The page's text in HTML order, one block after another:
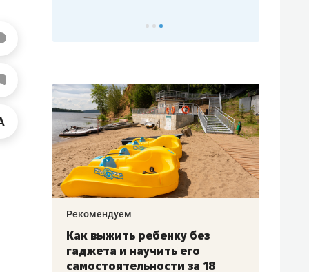
–
Рекомендуем
Как выжить ребенку без
гаджета и научить его
самостоятельности за 18